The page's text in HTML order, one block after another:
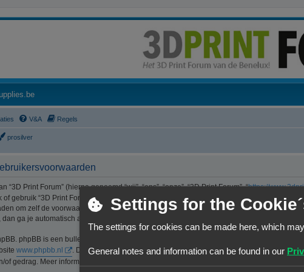
(Opens a new tab)
V&A Regels
prosilver
“3D Print Forum” (hierna genoemd “wij”, “ons”, “onze”, “3D Print Forum”, “https://
gebruik “3D Print Forum” dan niet langer. We hebben het recht om de voorwaarden
om zelf de voorwaarden regelmatig te controleren op wijzigingen. Ga je niet akkoord
dan ga je automatisch akkoord met de wijzigingen en of toevoegingen.
phpBB is een bulletinboardoplossing die is uitgebracht onder de “GNU General
www.phpbb.nl
. De phpBB-software maakt internetgebaseerde discussies mogelijk.
of gedrag. Meer informatie over phpBB kun je vinden op
Settings for the
The settings for cookies can be made here, which
General notes and information can be found in our